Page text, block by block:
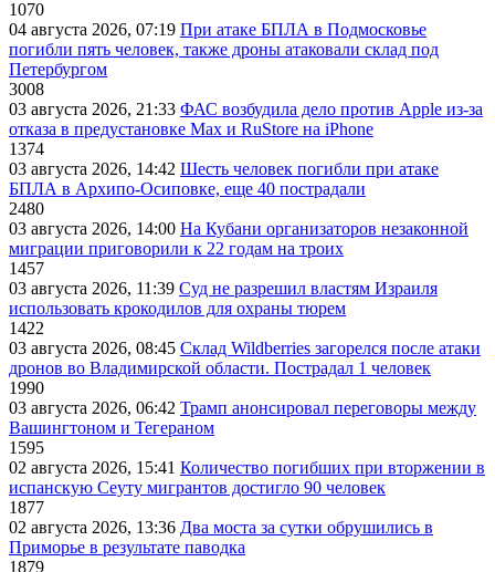
1070
04 августа 2026, 07:19 При атаке БПЛА в Подмосковье
погибли пять человек, также дроны атаковали склад под
Петербургом
3008
03 августа 2026, 21:33 ФАС возбудила дело против Apple из-за
отказа в предустановке Max и RuStore на iPhone
1374
03 августа 2026, 14:42 Шесть человек погибли при атаке
БПЛА в Архипо-Осиповке, еще 40 пострадали
2480
03 августа 2026, 14:00 На Кубани организаторов незаконной
миграции приговорили к 22 годам на троих
1457
03 августа 2026, 11:39 Суд не разрешил властям Израиля
использовать крокодилов для охраны тюрем
1422
03 августа 2026, 08:45 Склад Wildberries загорелся после атаки
дронов во Владимирской области. Пострадал 1 человек
1990
03 августа 2026, 06:42 Трамп анонсировал переговоры между
Вашингтоном и Тегераном
1595
02 августа 2026, 15:41 Количество погибших при вторжении в
испанскую Сеуту мигрантов достигло 90 человек
1877
02 августа 2026, 13:36 Два моста за сутки обрушились в
Приморье в результате паводка
1879